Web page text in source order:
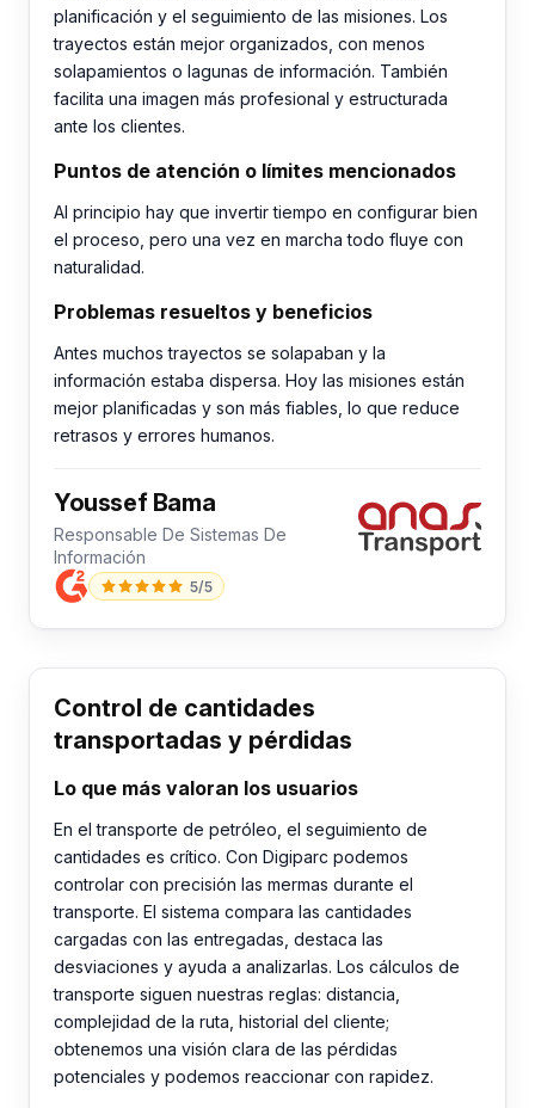
planificación y el seguimiento de las misiones. Los
trayectos están mejor organizados, con menos
solapamientos o lagunas de información. También
facilita una imagen más profesional y estructurada
ante los clientes.
Puntos de atención o límites mencionados
Al principio hay que invertir tiempo en configurar bien
el proceso, pero una vez en marcha todo fluye con
naturalidad.
Problemas resueltos y beneficios
Antes muchos trayectos se solapaban y la
información estaba dispersa. Hoy las misiones están
mejor planificadas y son más fiables, lo que reduce
retrasos y errores humanos.
Youssef Bama
Responsable De Sistemas De
Información
5/5
Control de cantidades
transportadas y pérdidas
Lo que más valoran los usuarios
En el transporte de petróleo, el seguimiento de
cantidades es crítico. Con Digiparc podemos
controlar con precisión las mermas durante el
transporte. El sistema compara las cantidades
cargadas con las entregadas, destaca las
desviaciones y ayuda a analizarlas. Los cálculos de
transporte siguen nuestras reglas: distancia,
complejidad de la ruta, historial del cliente;
obtenemos una visión clara de las pérdidas
potenciales y podemos reaccionar con rapidez.